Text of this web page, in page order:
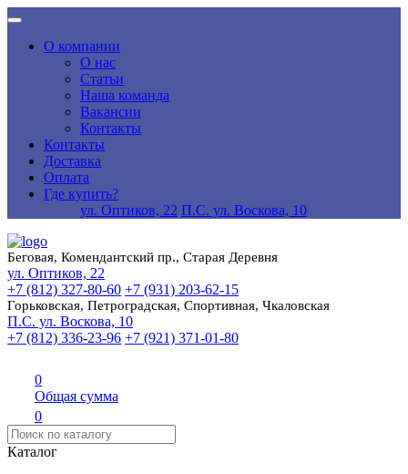
О компании
О нас
Статьи
Наша команда
Вакансии
Контакты
Контакты
Доставка
Оплата
Где купить?
ул. Оптиков, 22 П.С. ул. Воскова, 10
Беговая, Комендантский пр., Старая Деревня
ул. Оптиков, 22
+7 (812) 327-80-60 +7 (931) 203-62-15
Горьковская, Петроградская, Спортивная, Чкаловская
П.С. ул. Воскова, 10
+7 (812) 336-23-96 +7 (921) 371-01-80
0
Общая сумма
0
Каталог